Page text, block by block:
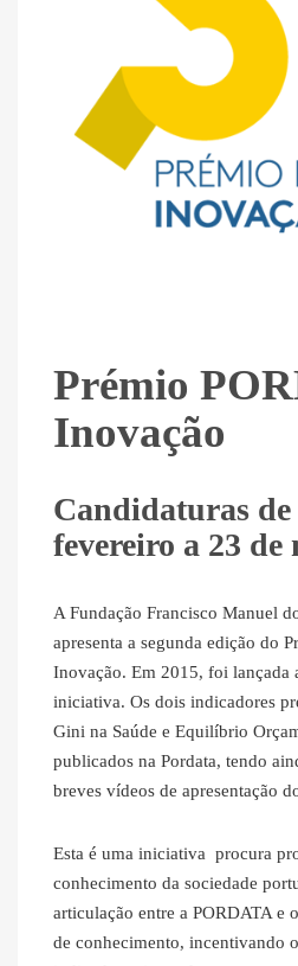
Prémio
Inovação
Candidaturas de
fevereiro a 23 de
A Fundação Francisco Manuel
apresenta a segunda edição do
Inovação. Em 2015, foi lançada
iniciativa. Os dois indicadores
Gini na Saúde e Equilíbrio
publicados na Pordata, tendo
breves vídeos de apresentação
Esta é uma iniciativa procura
conhecimento da sociedade
articulação entre a PORDATA e
de conhecimento, incentivando